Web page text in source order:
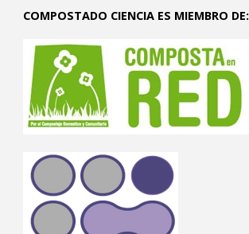
COMPOSTADO CIENCIA ES MIEMBRO DE: